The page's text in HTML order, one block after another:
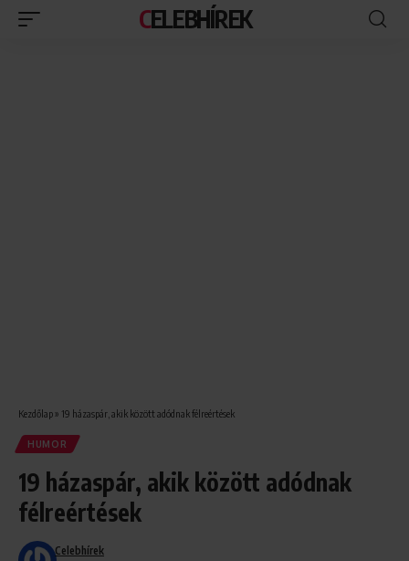
CELEBHÍREK
Kezdőlap» 19 házaspár, akik között adódnak félreértések
HUMOR
19 házaspár, akik között adódnak
félreértések
Celebhírek